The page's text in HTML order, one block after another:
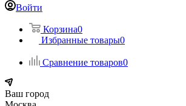
Войти
Корзина0
Избранные товары0
Сравнение товаров0
Ваш город